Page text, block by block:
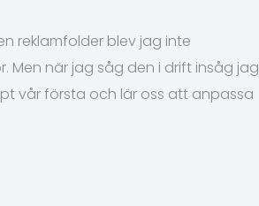
reklamfolder blev jag inte
när jag såg den i drift insåg jag
vår första och lär oss att anpassa